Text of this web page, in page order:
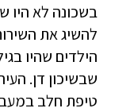
בשכונה לא היו
להשיג את
הילדים שהיו
שבשיכון דן.
טיפת חלב